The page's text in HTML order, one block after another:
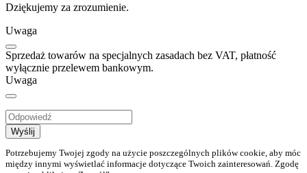
Dziękujemy za zrozumienie.
Uwaga
Sprzedaż towarów na specjalnych zasadach bez VAT, płatność
wyłącznie przelewem bankowym.
Uwaga
Wyślij
Potrzebujemy Twojej zgody na użycie poszczególnych plików cookie, aby móc
między innymi wyświetlać informacje dotyczące Twoich zainteresowań. Zgodę